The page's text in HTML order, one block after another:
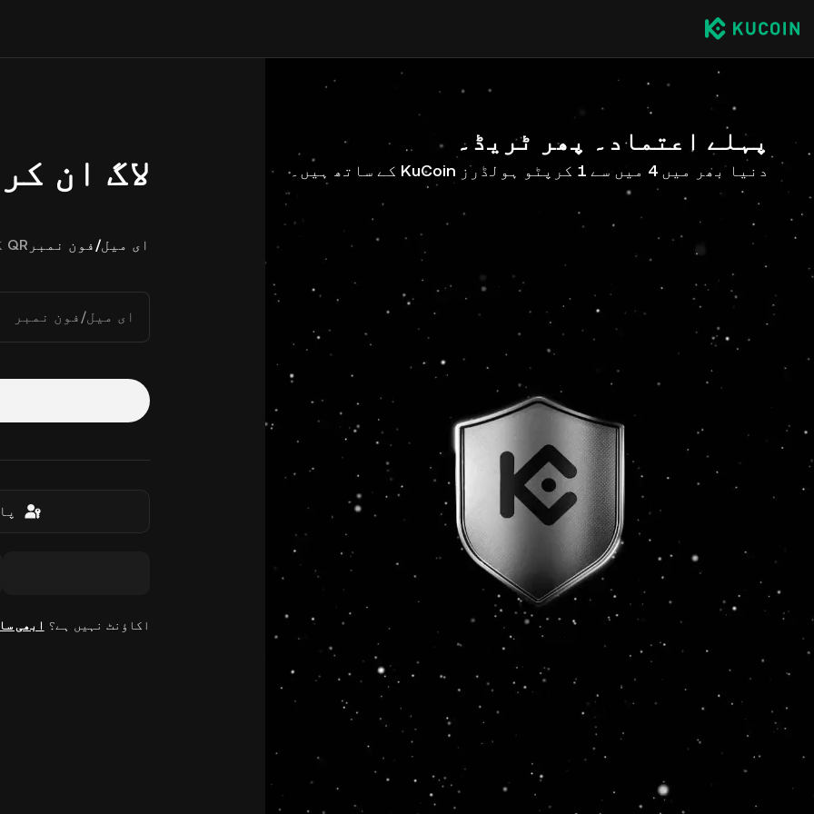
پہلے اعتماد۔ پھر ٹریڈ۔
دنیا بھر میں 4 میں سے 1 کرپٹو ہولڈرز KuCoin کے ساتھ ہیں۔ لاگ ان
ای میل/فون نمبر QR کوڈ
ای میل/فون نمبر
اکاؤنٹ نہیں ہے؟ ابھی